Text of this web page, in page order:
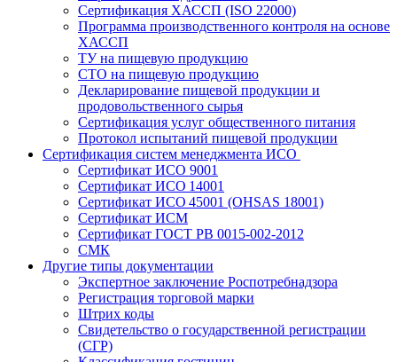
Сертификация ХАССП (ISO 22000)
Программа производственного контроля на основе
ХАССП
ТУ на пищевую продукцию
СТО на пищевую продукцию
Декларирование пищевой продукции и
продовольственного сырья
Сертификация услуг общественного питания
Протокол испытаний пищевой продукции
Сертификация систем менеджмента ИСО
Сертификат ИСО 9001
Сертификат ИСО 14001
Сертификат ИСО 45001 (OHSAS 18001)
Сертификат ИСМ
Сертификат ГОСТ РВ 0015-002-2012
СМК
Другие типы документации
Экспертное заключение Роспотребнадзора
Регистрация торговой марки
Штрих коды
Свидетельство о государственной регистрации
(СГР)